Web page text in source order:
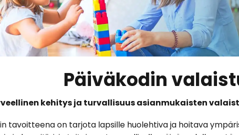
Päiväkodin
kehitys ja turvallisuus asianmukaisten
tavoitteena on tarjota lapsille huolehtiva ja hoitava